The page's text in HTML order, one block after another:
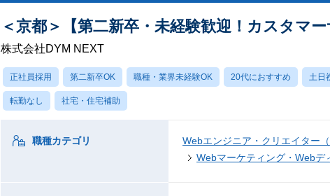
＜京都＞【第二新卒・未経験歓迎！カスタマ
株式会社DYM NEXT
正社員採用 第二新卒OK 職種・業界未経験OK 20代におすすめ 土日
転勤なし 社宅・住宅補助
職種カテゴリ
Webエンジニア・クリエイター
Webマーケティング・Webデ